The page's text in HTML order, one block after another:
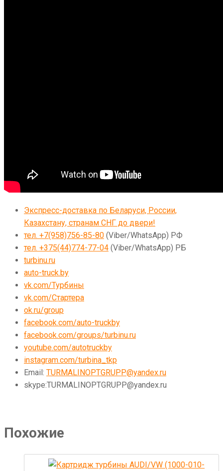
Экспресс-доставка по Беларуси, России,
Казахстану, странам СНГ до двери!
тел. +7(958)756-85-80 (Viber/WhatsApp) РФ
тел. +375(44)774-77-04 (Viber/WhatsApp) РБ
turbinu.ru
auto-truck.by
vk.com/Турбины
vk.com/Стартера
ok.ru/group
facebook.com/auto-truckby
facebook.com/groups/turbinu.ru
youtube.com/autotruckby
instagram.com/turbina_tkp
Email: TURMALINOPTGRUPP@yandex.ru
skype:TURMALINOPTGRUPP@yandex.ru
Похожие